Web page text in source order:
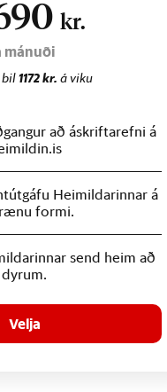
kr.
mánuði
bil1172 kr. á viku
að áskriftarefni á
Heimildarinnar á
formi.
send heim að
dyrum.
Velja